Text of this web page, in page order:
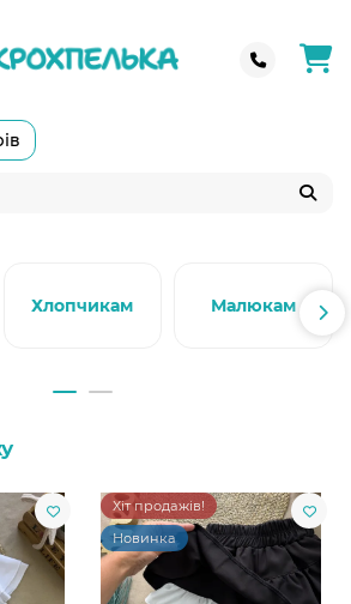
Хлопчикам Малюкам
Хіт продажів!
Новинка